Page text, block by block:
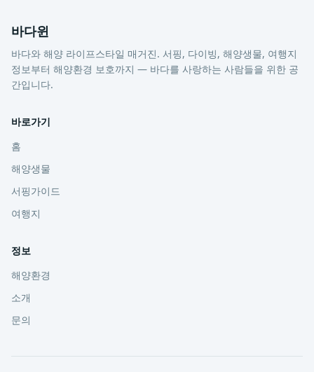
바다윈
바다와 해양 라이프스타일 매거진. 서핑, 다이빙, 해양생물, 여행지
정보부터 해양환경 보호까지 — 바다를 사랑하는 사람들을 위한 공
간입니다.
바로가기
홈
해양생물
서핑가이드
여행지
정보
해양환경
소개
문의